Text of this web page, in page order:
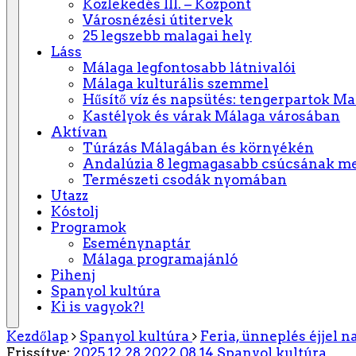
Közlekedés III. – Központ
Városnézési útitervek
25 legszebb malagai hely
Láss
Málaga legfontosabb látnivalói
Málaga kulturális szemmel
Hűsítő víz és napsütés: tengerpartok
Kastélyok és várak Málaga városában
Aktívan
Túrázás Málagában és környékén
Andalúzia 8 legmagasabb csúcsának
Természeti csodák nyomában
Utazz
Kóstolj
Programok
Eseménynaptár
Málaga programajánló
Pihenj
Spanyol kultúra
Ki is vagyok?!
Kezdőlap Spanyol kultúra
Feria, ünneplés éjjel
Frissítve: 2025.12.28.2022.08.14.Spanyol kultúra